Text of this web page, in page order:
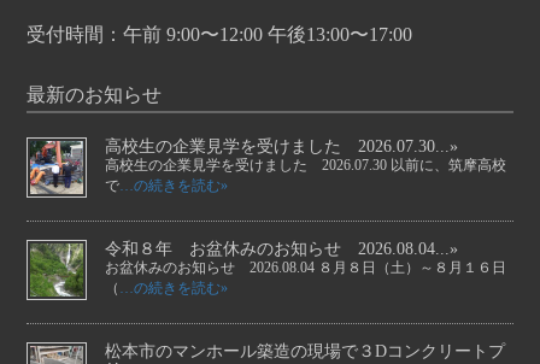
受付時間：午前 9:00〜12:00 午後13:00〜17:00
最新のお知らせ
高校生の企業見学を受けました 2026.07.30...»
高校生の企業見学を受けました 2026.07.30 以前に、筑摩高校
で…の続きを読む»
令和８年 お盆休みのお知らせ 2026.08.04...»
お盆休みのお知らせ 2026.08.04 ８月８日（土）～８月１６日
（ …の続きを読む»
松本市のマンホール築造の現場で３Dコンクリートプ